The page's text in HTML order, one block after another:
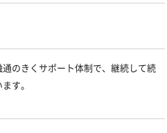
のきくサポート体制で、継続して続
す。